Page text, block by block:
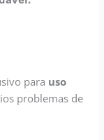
para uso
problemas de